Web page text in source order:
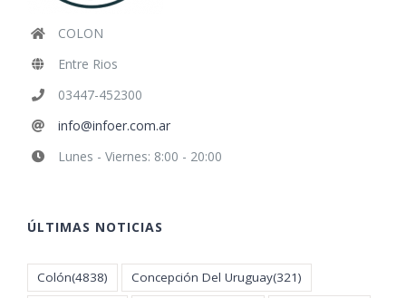
COLON
Entre Rios
03447-452300
info@infoer.com.ar
Lunes - Viernes: 8:00 - 20:00
ÚLTIMAS NOTICIAS
Colón(4838) Concepción Del Uruguay(321)